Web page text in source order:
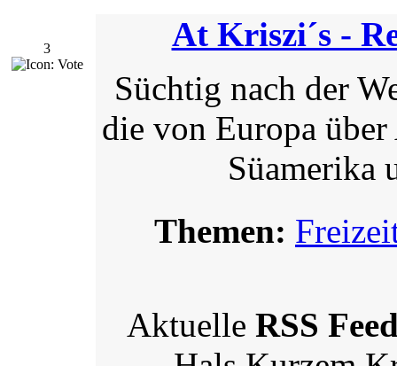
3
At Kriszi´s -
Süchtig nach der
die von Europa
Süamerika
Themen:
Aktuelle RSS